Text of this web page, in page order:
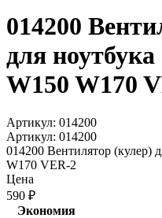
014200
для
W150 W170
Артикул: 014200
Артикул: 014200
014200 Вентилятор (кулер)
W170 VER-2
Цена
590 ₽
Экономия